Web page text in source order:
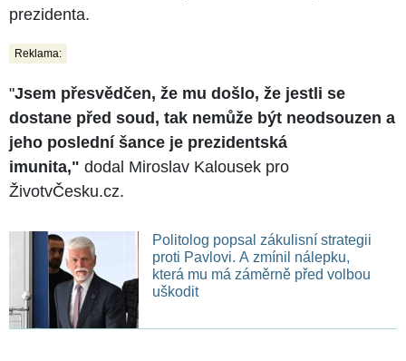
prezidenta.
Reklama:
"Jsem přesvědčen, že mu došlo, že jestli se
dostane před soud, tak nemůže být neodsouzen a
jeho poslední šance je prezidentská
imunita," dodal Miroslav Kalousek pro
ŽivotvČesku.cz.
Politolog popsal zákulisní strategii
proti Pavlovi. A zmínil nálepku,
která mu má záměrně před volbou
uškodit